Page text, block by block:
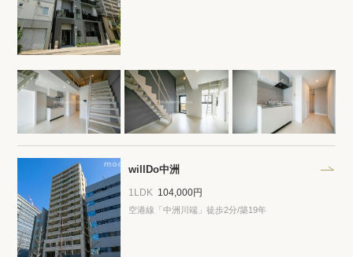
willDo中洲
1LDK 104,000円
空港線「中洲川端」徒歩2分/築19年